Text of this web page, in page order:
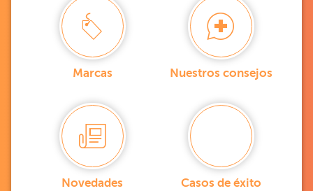
Marcas Nuestros consejos
Novedades Casos de éxito